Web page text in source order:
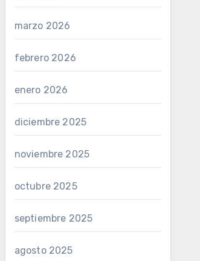
marzo 2026
febrero 2026
enero 2026
diciembre 2025
noviembre 2025
octubre 2025
septiembre 2025
agosto 2025